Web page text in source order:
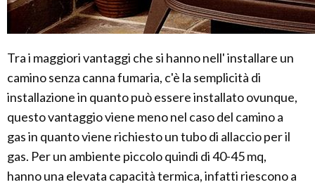
Tra i maggiori vantaggi che si hanno nell' installare un
camino senza canna fumaria, c'è la semplicità di
installazione in quanto può essere installato ovunque,
questo vantaggio viene meno nel caso del camino a
gas in quanto viene richiesto un tubo di allaccio per il
gas. Per un ambiente piccolo quindi di 40-45 mq,
hanno una elevata capacità termica, infatti riescono a